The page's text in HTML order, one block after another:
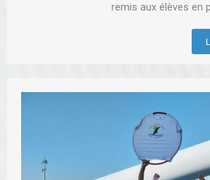
remis aux élèves en